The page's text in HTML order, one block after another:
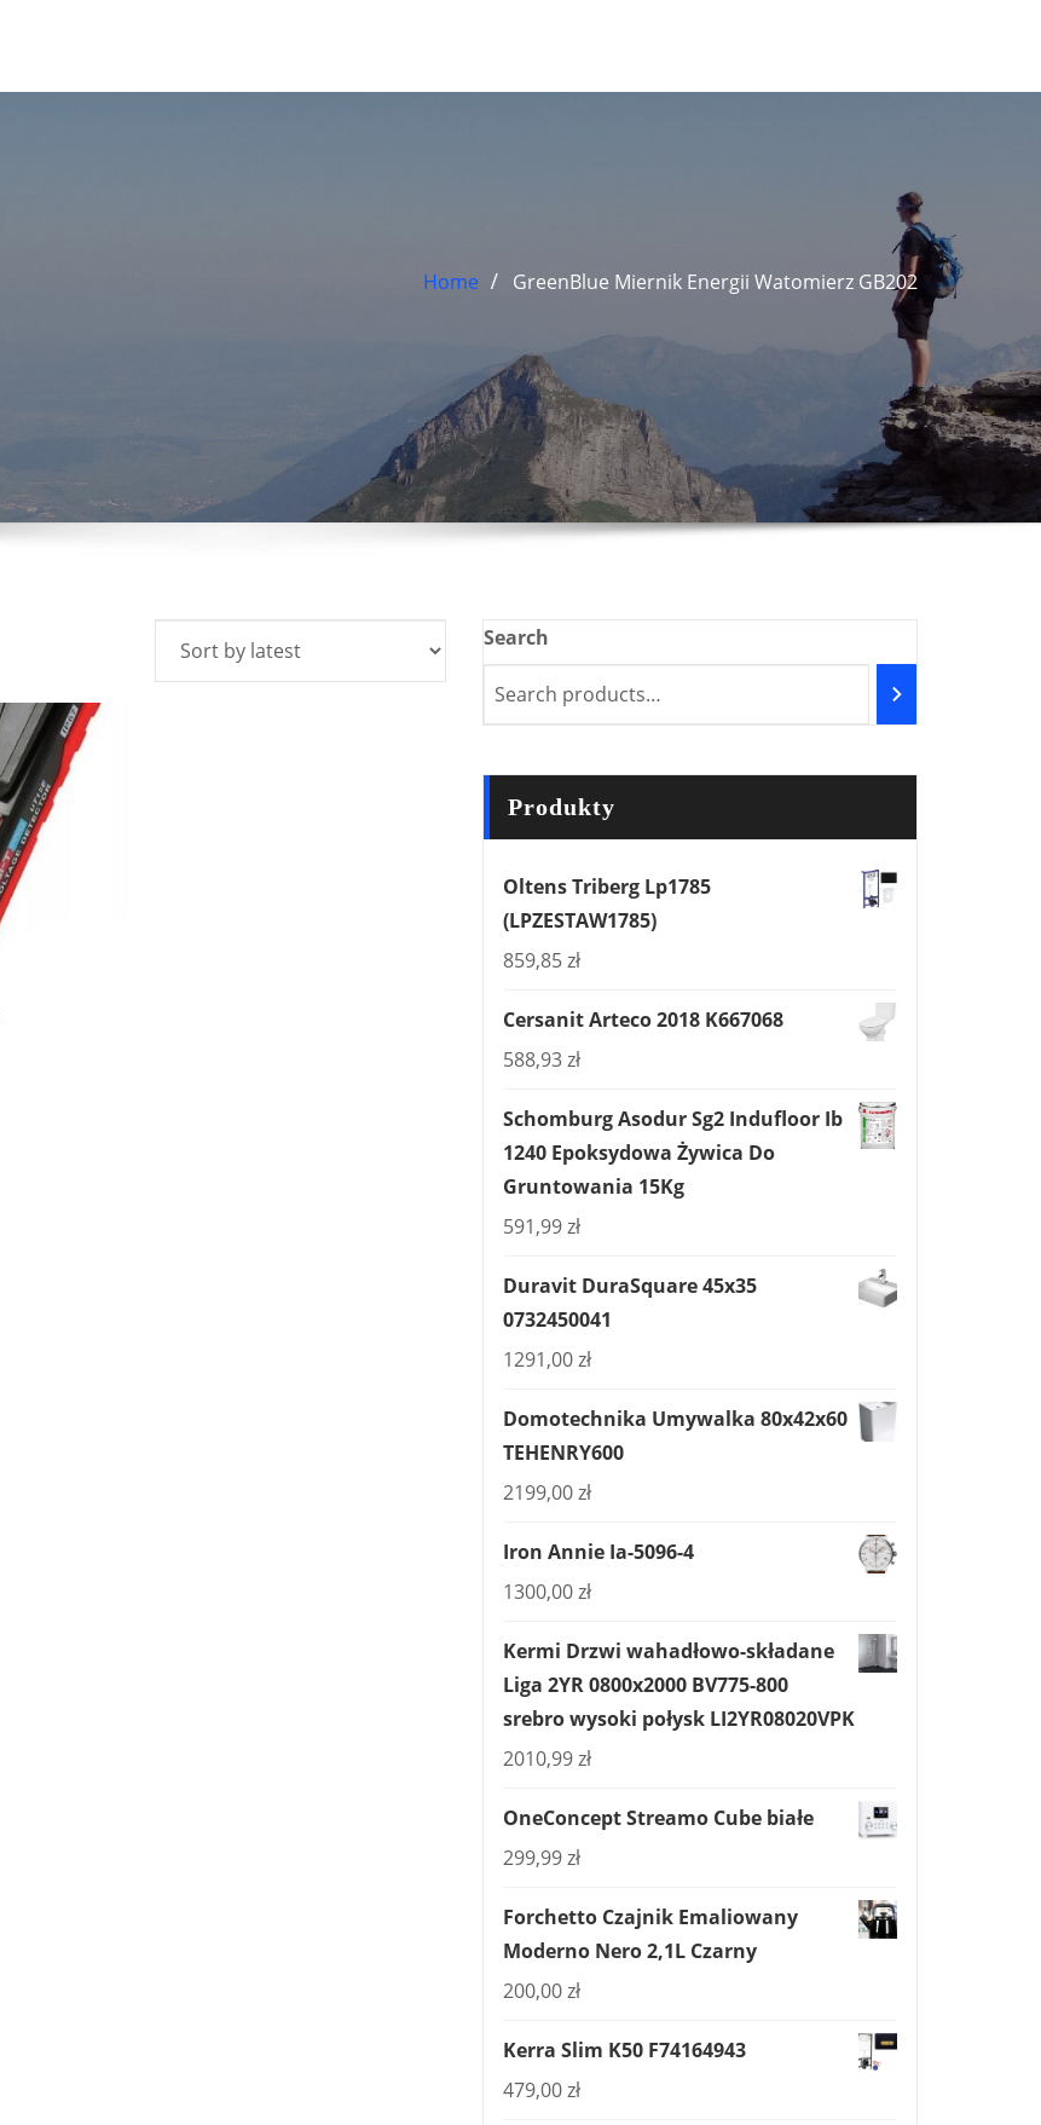
Home GreenBlue Miernik Energii Watomierz GB202
Search
Produkty
Oltens Triberg Lp1785
(LPZESTAW1785)
859,85zł
Cersanit Arteco 2018 K667068
588,93zł
Schomburg Asodur Sg2 Indufloor Ib
1240 Epoksydowa Żywica Do
Gruntowania 15Kg
591,99zł
Duravit DuraSquare 45x35
0732450041
1291,00zł
Domotechnika Umywalka 80x42x60
TEHENRY600
2199,00zł
Iron Annie Ia-5096-4
1300,00zł
Kermi Drzwi wahadłowo-składane
Liga 2YR 0800x2000 BV775-800
srebro wysoki połysk LI2YR08020VPK
2010,99zł
OneConcept Streamo Cube białe
299,99zł
Forchetto Czajnik Emaliowany
Moderno Nero 2,1L Czarny
200,00zł
Kerra Slim K50 F74164943
479,00zł